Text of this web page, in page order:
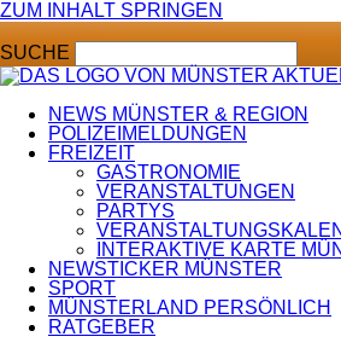
ZUM INHALT SPRINGEN
SUCHE
NEWS MÜNSTER & REGION
POLIZEIMELDUNGEN
FREIZEIT
GASTRONOMIE
VERANSTALTUNGEN
PARTYS
INTERAKTIVE KARTE
NEWSTICKER MÜNSTER
SPORT
MÜNSTERLAND PERSÖNLICH
RATGEBER